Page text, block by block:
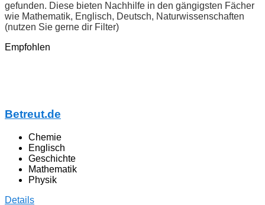
gefunden. Diese bieten Nachhilfe in den gängigsten Fächer
wie Mathematik, Englisch, Deutsch, Naturwissenschaften
(nutzen Sie gerne dir Filter)
Empfohlen
Betreut.de
Chemie
Englisch
Geschichte
Mathematik
Physik
Details